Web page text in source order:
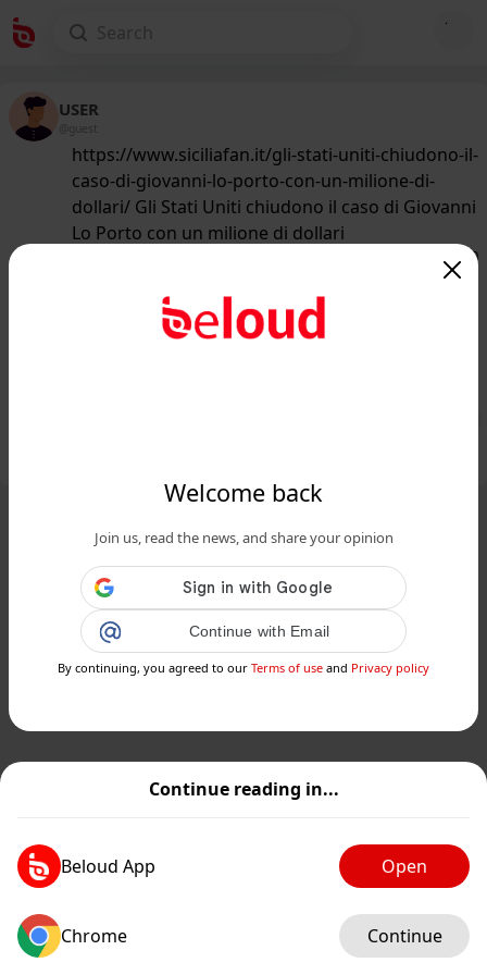
Continue reading in...
Beloud App Open
Chrome Continue
Welcome back
Join us, read the news, and share your opinion
Continue with Email
By continuing, you agreed to our Terms of use and Privacy policy
USER
@guest
https://www.siciliafan.it/gli-stati-uniti-chiudono-il-
caso-di-giovanni-lo-porto-con-un-milione-di-
dollari/ Gli Stati Uniti chiudono il caso di Giovanni
Lo Porto con un milione di dollari
/50
La morte di Giovanni Lo Porto: ecco
l'ultima decisione shock degli Stati